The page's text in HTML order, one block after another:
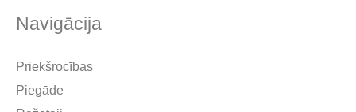
Navigācija
Priekšrocības
Piegāde